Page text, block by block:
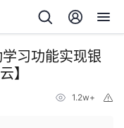
习功能实现银
】
1.2w+